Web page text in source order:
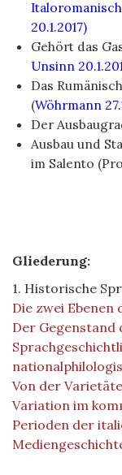
Italoromanisch
20.1.2017)
Gehört das
Unsinn
Das
(Wöhrmann
Der
Ausbau und
im Salento
Gliederung:
1. Historische
Die zwei Ebenen
Der Gegenstand
Von der
Variation im
Perioden der